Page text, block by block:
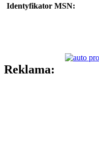
Identyfikator MSN:
Reklama: